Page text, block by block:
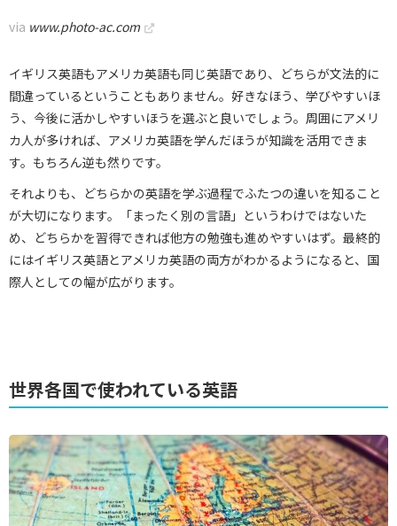
via www.photo-ac.com
イギリス英語もアメリカ英語も同じ英語であり、どちらが文法的に
間違っているということもありません。好きなほう、学びやすいほ
う、今後に活かしやすいほうを選ぶと良いでしょう。周囲にアメリ
カ人が多ければ、アメリカ英語を学んだほうが知識を活用できま
す。もちろん逆も然りです。
それよりも、どちらかの英語を学ぶ過程でふたつの違いを知ること
が大切になります。「まったく別の言語」というわけではないた
め、どちらかを習得できれば他方の勉強も進めやすいはず。最終的
にはイギリス英語とアメリカ英語の両方がわかるようになると、国
際人としての幅が広がります。
世界各国で使われている英語